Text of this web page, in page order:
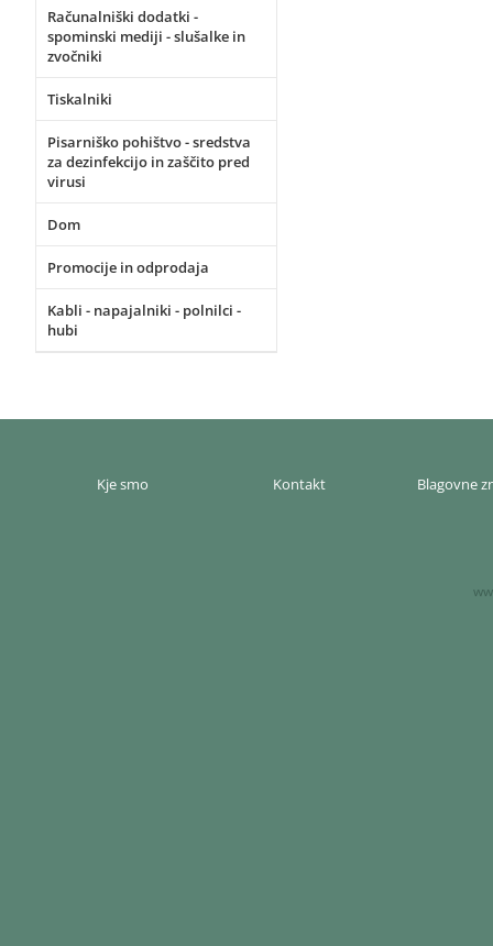
Računalniški dodatki -
spominski mediji - slušalke in
zvočniki
Tiskalniki
Pisarniško pohištvo - sredstva
za dezinfekcijo in zaščito pred
virusi
Dom
Promocije in odprodaja
Kabli - napajalniki - polnilci -
hubi
Kje smo Kontakt Blagovne